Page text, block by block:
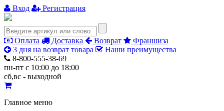
Вход Регистрация
Оплата Доставка Возврат
Франшиза
3 дня на возврат товара
Наши преимущества
8-800-555-38-69
пн-пт с 10:00 до 18:00
сб,вс - выходной
Главное меню